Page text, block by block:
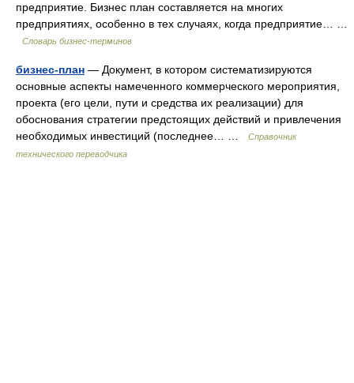
предприятие. Бизнес план составляется на многих
предприятиях, особенно в тех случаях, когда предприятие… …
Словарь бизнес-терминов
бизнес-план — Документ, в котором систематизируются
основные аспекты намеченного коммерческого мероприятия,
проекта (его цели, пути и средства их реализации) для
обоснования стратегии предстоящих действий и привлечения
необходимых инвестиций (последнее… …
Справочник
технического переводчика